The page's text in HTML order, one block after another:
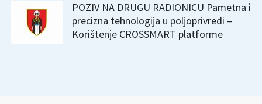
POZIV NA DRUGU RADIONICU Pametna i
precizna tehnologija u poljoprivredi –
Korištenje CROSSMART platforme